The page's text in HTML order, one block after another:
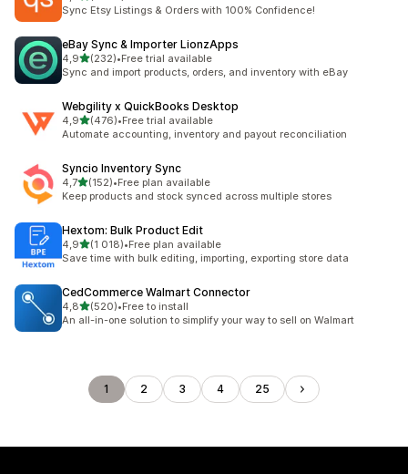
Sync Etsy Listings & Orders with 100% Confidence!
eBay Sync & Importer LionzApps
4,9/ 5 tähteä
(232)
232 arvostelua yhteensä
•Free trial available
Sync and import products, orders, and inventory with eBay
Webgility x QuickBooks Desktop
4,9/ 5 tähteä
(476)
476 arvostelua yhteensä
•Free trial available
Automate accounting, inventory and payout reconciliation
Syncio Inventory Sync
4,7/ 5 tähteä
(152)
152 arvostelua yhteensä
•Free plan available
Keep products and stock synced across multiple stores
Hextom: Bulk Product Edit
4,9/ 5 tähteä
(1 018)
1018 arvostelua yhteensä
•Free plan available
Save time with bulk editing, importing, exporting store data
CedCommerce Walmart Connector
4,8/ 5 tähteä
(520)
520 arvostelua yhteensä
•Free to install
An all-in-one solution to simplify your way to sell on Walmart
1 2 3 4 25